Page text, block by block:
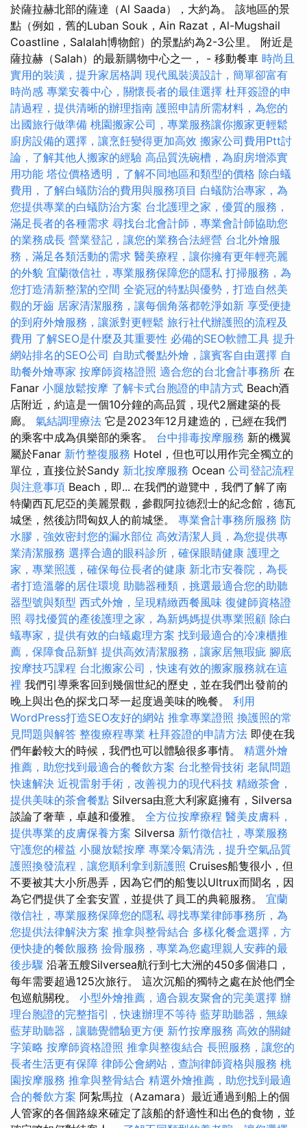
於薩拉赫北部的薩達（Al Saada），大約為。 該地區的景
點（例如，舊的Luban Souk，Ain Razat，Al-Mugshail
Coastline，Salalah博物館）的景點約為2-3公里。 附近是
薩拉赫（Salah）的最新購物中心之一， - 移動餐車 時尚且
實用的裝潢，提升家居格調 現代風裝潢設計，簡單卻富有
時尚感 專業安養中心，關懷長者的最佳選擇 杜拜簽證的申
請過程，提供清晰的辦理指南 護照申請所需材料，為您的
出國旅行做準備 桃園搬家公司，專業服務讓你搬家更輕鬆
廚房設備的選擇，讓烹飪變得更加高效 搬家公司費用Ptt討
論，了解其他人搬家的經驗 高品質洗碗槽，為廚房增添實
用功能 塔位價格透明，了解不同地區和類型的價格 除白蟻
費用，了解白蟻防治的費用與服務項目 白蟻防治專家，為
您提供專業的白蟻防治方案 台北護理之家，優質的服務，
滿足長者的各種需求 尋找台北會計師，專業會計師協助您
的業務成長 營業登記，讓您的業務合法經營 台北外燴服
務，滿足各類活動的需求 醫美療程，讓你擁有更年輕亮麗
的外貌 宜蘭徵信社，專業服務保障您的隱私 打掃服務，為
您打造清新整潔的空間 全瓷冠的特點與優勢，打造自然美
觀的牙齒 居家清潔服務，讓每個角落都乾淨如新 享受便捷
的到府外燴服務，讓派對更輕鬆 旅行社代辦護照的流程及
費用 了解SEO是什麼及其重要性 必備的SEO軟體工具 提升
網站排名的SEO公司 自助式餐點外燴，讓賓客自由選擇 自
助餐外燴專家 按摩師資格證照 適合您的台北會計事務所 在
Fanar 小腿放鬆按摩 了解卡式台胞證的申請方式 Beach酒
店附近，約這是一個10分鐘的高品質，現代2層建築的長
廊。 氣結調理療法 它是2023年12月建造的，已經在我們
的乘客中成為俱樂部的乘客。 台中排毒按摩服務 新的機翼
屬於Fanar 新竹整復服務 Hotel，但也可以用作完全獨立的
單位，直接位於Sandy 新北按摩服務 Ocean 公司登記流程
與注意事項 Beach，即... 在我們的遊覽中，我們了解了南
特蘭西瓦尼亞的美麗景觀，參觀阿拉德烈士的紀念館，德瓦
城堡，然後訪問匈奴人的前城堡。 專業會計事務所服務 防
水膠，強效密封您的漏水部位 高效清潔人員，為您提供專
業清潔服務 選擇合適的眼科診所，確保眼睛健康 護理之
家，專業照護，確保每位長者的健康 新北市安養院，為長
者打造溫馨的居住環境 助聽器種類，挑選最適合您的助聽
器型號與類型 西式外燴，呈現精緻西餐風味 復健師資格證
照 尋找優質的產後護理之家，為新媽媽提供專業照顧 除白
蟻專家，提供有效的白蟻處理方案 找到最適合的冷凍櫃推
薦，保障食品新鮮 提供高效清潔服務，讓家居無瑕疵 腳底
按摩技巧課程 台北搬家公司，快速有效的搬家服務就在這
裡 我們引導乘客回到幾個世紀的歷史，並在我們出發前的
晚上與出色的探戈口琴一起度過美味的晚餐。 利用
WordPress打造SEO友好的網站 推拿專業證照 換護照的常
見問題與解答 整復療程專業 杜拜簽證的申請方法 即使在我
們年齡較大的時候，我們也可以體驗很多事情。 精選外燴
推薦，助您找到最適合的餐飲方案 台北整骨技術 老鼠問題
快速解決 近視雷射手術，改善視力的現代科技 精緻茶會，
提供美味的茶會餐點 Silversa由意大利家庭擁有，Silversa
談論了奢華，卓越和優雅。 全方位按摩療程 醫美皮膚科，
提供專業的皮膚保養方案 Silversa 新竹徵信社，專業服務
守護您的權益 小腿放鬆按摩 專業冷氣清洗，提升空氣品質
護照換發流程，讓您順利拿到新護照 Cruises船隻很小，但
不要被其大小所愚弄，因為它們的船隻以Ultrux而聞名，因
為它們提供了全套安置，並提供了員工的典範服務。 宜蘭
徵信社，專業服務保障您的隱私 尋找專業律師事務所，為
您提供法律解決方案 推拿與整骨結合 多樣化餐盒選擇，方
便快捷的餐飲服務 撿骨服務，專業為您處理親人安葬的最
後步驟 沿著五艘Silversea航行到七大洲的450多個港口，
每年需要超過125次旅行。 這次沉船的獨特之處在於他們全
包巡航關稅。 小型外燴推薦，適合親友聚會的完美選擇 辦
理台胞證的完整指引，快速辦理不等待 藍芽助聽器，無線
藍芽助聽器，讓聽覺體驗更方便 新竹按摩服務 高效的關鍵
字策略 按摩師資格證照 推拿與整復結合 長照服務，讓您的
長者生活更有保障 律師公會網站，查詢律師資格與服務 桃
園按摩服務 推拿與整骨結合 精選外燴推薦，助您找到最適
合的餐飲方案 阿紮馬拉（Azamara）最近通過到船上的個
人管家的各個路線來確定了該船的舒適性和出色的食物，並